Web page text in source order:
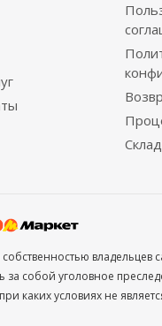
собой уголовное
каких условиях не